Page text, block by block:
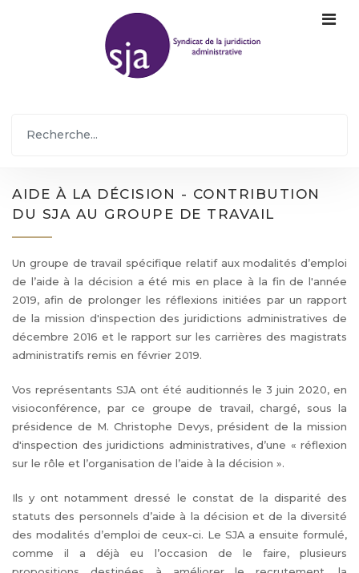
AIDE À LA DÉCISION - CONTRIBUTION
DU SJA AU GROUPE DE TRAVAIL
Un groupe de travail spécifique relatif aux modalités d’emploi
de l’aide à la décision a été mis en place à la fin de l'année
2019, afin de prolonger les réflexions initiées par un rapport
de la mission d'inspection des juridictions administratives de
décembre 2016 et le rapport sur les carrières des magistrats
administratifs remis en février 2019.
Vos représentants SJA ont été auditionnés le 3 juin 2020, en
visioconférence, par ce groupe de travail, chargé, sous la
présidence de M. Christophe Devys, président de la mission
d'inspection des juridictions administratives, d’une « réflexion
sur le rôle et l’organisation de l’aide à la décision ».
Ils y ont notamment dressé le constat de la disparité des
statuts des personnels d’aide à la décision et de la diversité
des modalités d’emploi de ceux-ci. Le SJA a ensuite formulé,
comme il a déjà eu l’occasion de le faire, plusieurs